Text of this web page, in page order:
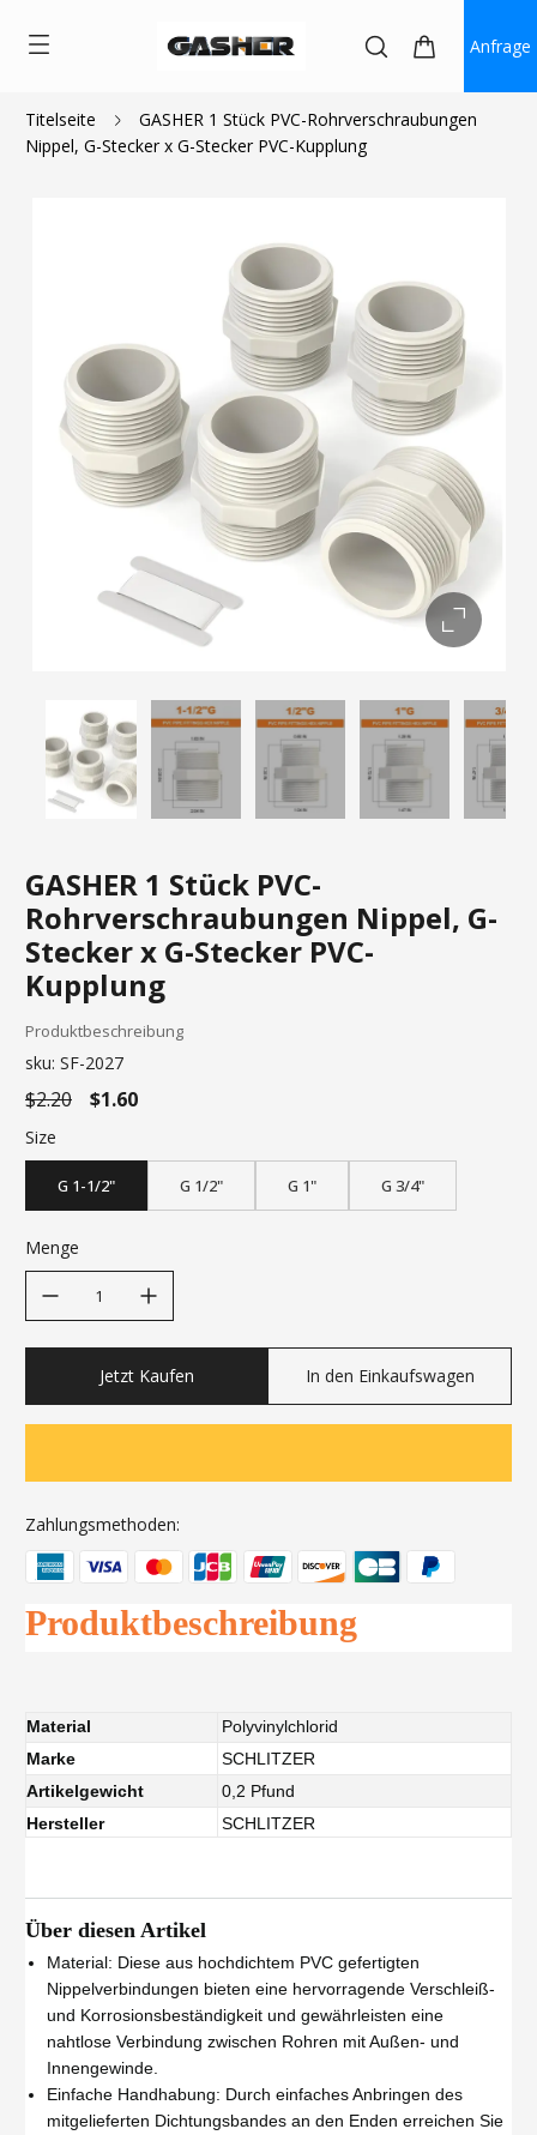
Anfrage
Titelseite
GASHER 1 Stück PVC-Rohrverschraubungen
Nippel, G-Stecker x G-Stecker PVC-Kupplung
GASHER 1 Stück PVC-
Rohrverschraubungen Nippel, G-
Stecker x G-Stecker PVC-
Kupplung
$2.20 $1.60
Produktbeschreibung
sku: SF-2027
$2.20 $1.60
Size
G 1-1/2" G 1/2" G 1" G 3/4"
Menge
Jetzt Kaufen In den Einkaufswagen
Zahlungsmethoden:
Produktbeschreibung
Material
Polyvinylchlorid
Marke
SCHLITZER
Artikelgewicht
0,2 Pfund
Hersteller
SCHLITZER
Über diesen Artikel
Material: Diese aus hochdichtem PVC gefertigten
Nippelverbindungen bieten eine hervorragende Verschleiß-
und Korrosionsbeständigkeit und gewährleisten eine
nahtlose Verbindung zwischen Rohren mit Außen- und
Innengewinde.
Einfache Handhabung: Durch einfaches Anbringen des
mitgelieferten Dichtungsbandes an den Enden erreichen Sie